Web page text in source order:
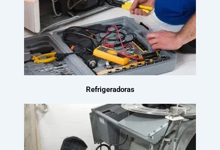
Refrigeradoras